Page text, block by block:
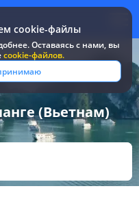
cookie-файлы
Оставаясь c нами, вы
cookie-файлов.
/ в Нячанге
(Вьетнам)